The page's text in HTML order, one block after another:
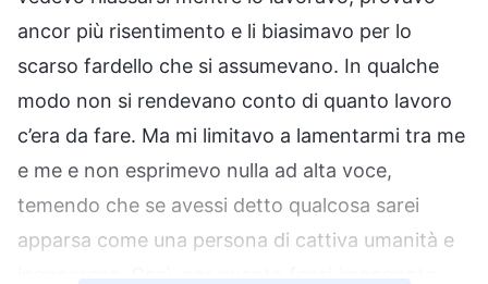
ancor più risentimento e li biasimavo per lo
scarso fardello che si assumevano. In qualche
modo non si rendevano conto di quanto lavoro
c’era da fare. Ma mi limitavo a lamentarmi tra me
e me e non esprimevo nulla ad alta voce,
temendo che se avessi detto qualcosa sarei
apparsa come una persona di cattiva umanità e